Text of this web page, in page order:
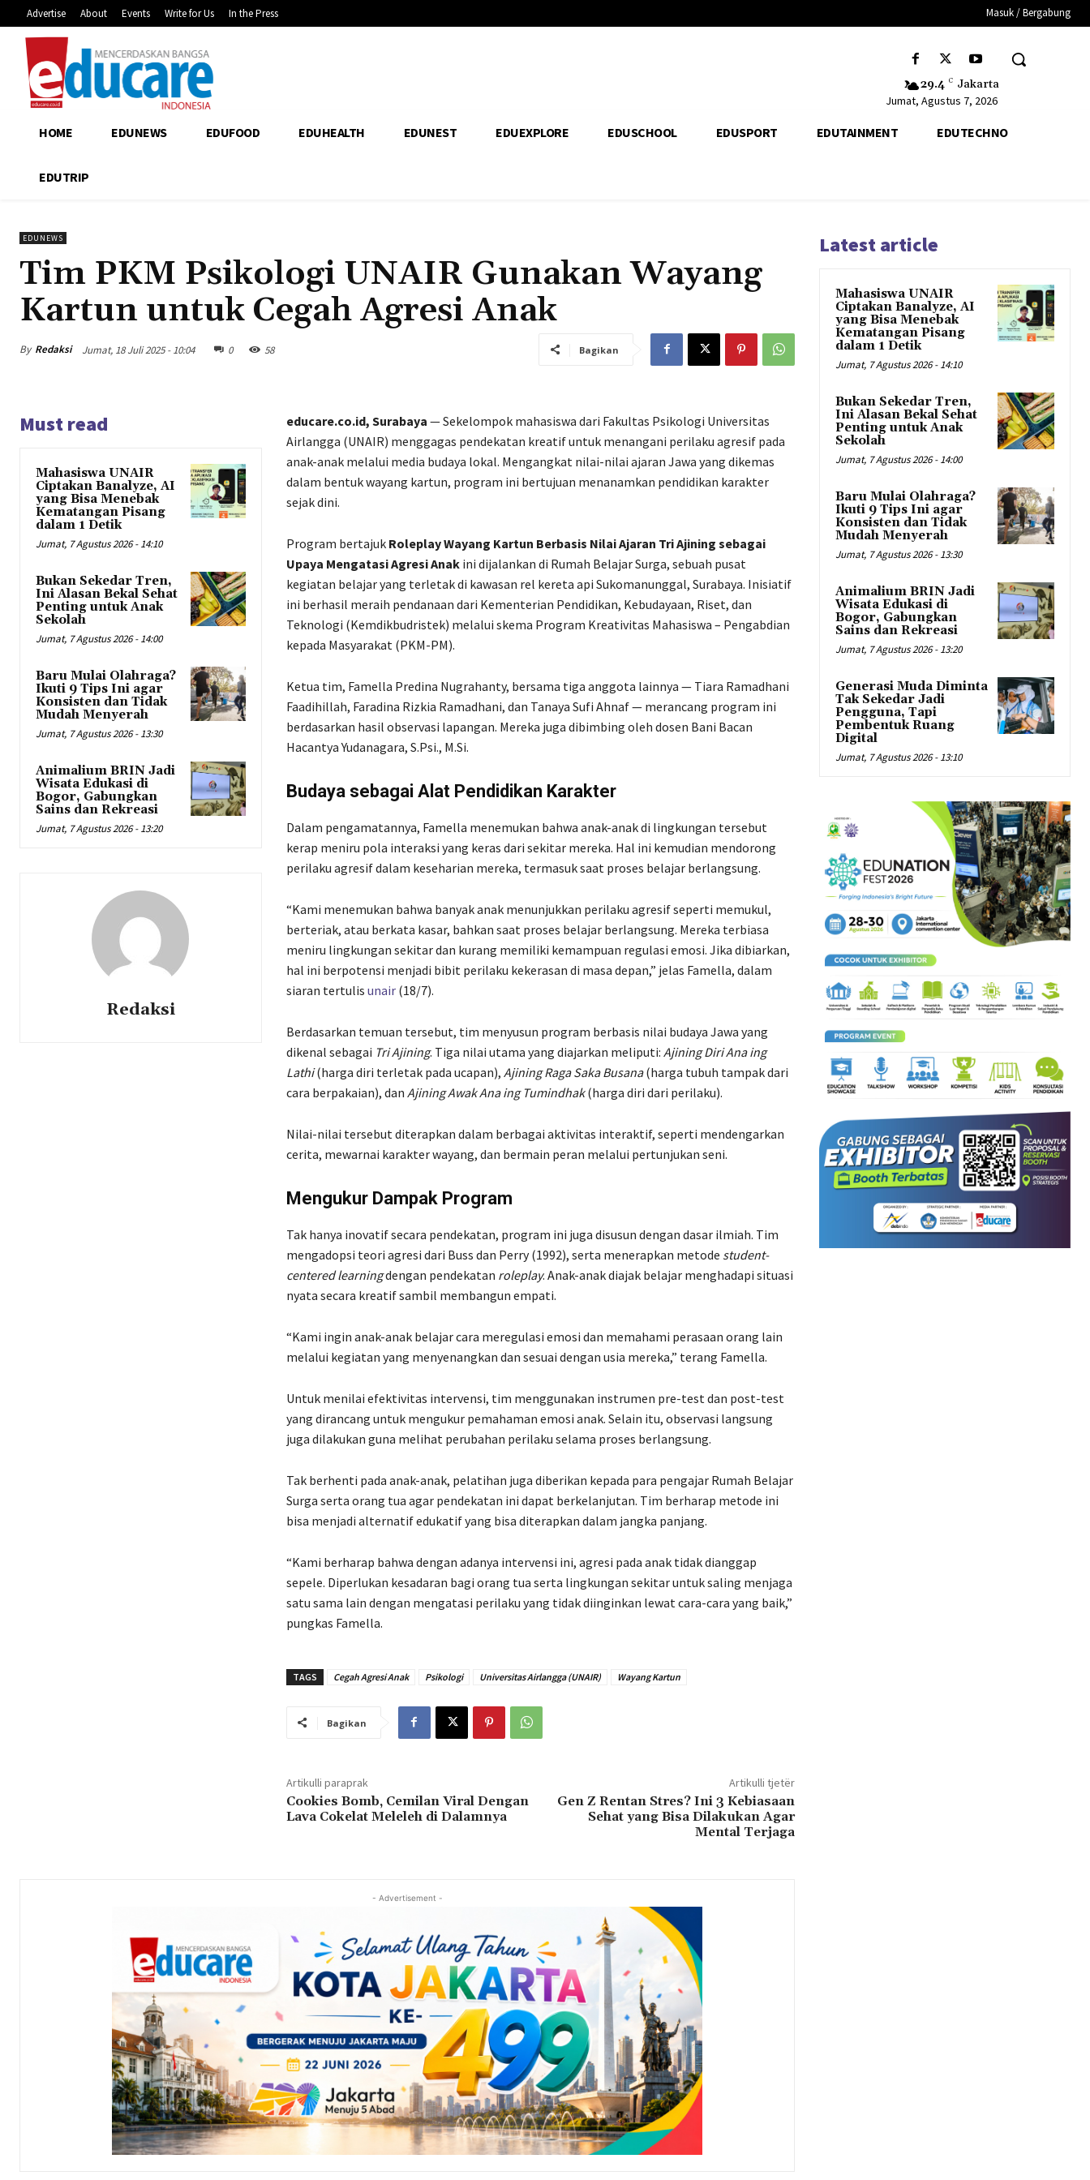
Advertise About Events Write for Us In the Press Masuk / Bergabung
29.4 C Jakarta
Jumat, Agustus 7, 2026
HOME EDUNEWS EDUFOOD EDUHEALTH EDUNEST EDUEXPLORE EDUSCHOOL EDUSPORT EDUTAINMENT EDUTECHNO
EDUTRIP
EDUNEWS
Tim PKM Psikologi UNAIR Gunakan Wayang
Kartun untuk Cegah Agresi Anak
By Redaksi Jumat, 18 Juli 2025 - 10:04 0 58 Bagikan
Must read
Mahasiswa UNAIR
Ciptakan Banalyze, AI
yang Bisa Menebak
Kematangan Pisang
dalam 1 Detik
Jumat, 7 Agustus 2026 - 14:10
Bukan Sekedar Tren,
Ini Alasan Bekal Sehat
Penting untuk Anak
Sekolah
Jumat, 7 Agustus 2026 - 14:00
Baru Mulai Olahraga?
Ikuti 9 Tips Ini agar
Konsisten dan Tidak
Mudah Menyerah
Jumat, 7 Agustus 2026 - 13:30
Animalium BRIN Jadi
Wisata Edukasi di
Bogor, Gabungkan
Sains dan Rekreasi
Jumat, 7 Agustus 2026 - 13:20
Redaksi
educare.co.id, Surabaya — Sekelompok mahasiswa dari Fakultas Psikologi Universitas
Airlangga (UNAIR) menggagas pendekatan kreatif untuk menangani perilaku agresif pada
anak-anak melalui media budaya lokal. Mengangkat nilai-nilai ajaran Jawa yang dikemas
dalam bentuk wayang kartun, program ini bertujuan menanamkan pendidikan karakter
sejak dini.
Program bertajuk Roleplay Wayang Kartun Berbasis Nilai Ajaran Tri Ajining sebagai
Upaya Mengatasi Agresi Anak ini dijalankan di Rumah Belajar Surga, sebuah pusat
kegiatan belajar yang terletak di kawasan rel kereta api Sukomanunggal, Surabaya. Inisiatif
ini berhasil meraih pendanaan dari Kementerian Pendidikan, Kebudayaan, Riset, dan
Teknologi (Kemdikbudristek) melalui skema Program Kreativitas Mahasiswa – Pengabdian
kepada Masyarakat (PKM-PM).
Ketua tim, Famella Predina Nugrahanty, bersama tiga anggota lainnya — Tiara Ramadhani
Faadihillah, Faradina Rizkia Ramadhani, dan Tanaya Sufi Ahnaf — merancang program ini
berdasarkan hasil observasi lapangan. Mereka juga dibimbing oleh dosen Bani Bacan
Hacantya Yudanagara, S.Psi., M.Si.
Budaya sebagai Alat Pendidikan Karakter
Dalam pengamatannya, Famella menemukan bahwa anak-anak di lingkungan tersebut
kerap meniru pola interaksi yang keras dari sekitar mereka. Hal ini kemudian mendorong
perilaku agresif dalam keseharian mereka, termasuk saat proses belajar berlangsung.
“Kami menemukan bahwa banyak anak menunjukkan perilaku agresif seperti memukul,
berteriak, atau berkata kasar, bahkan saat proses belajar berlangsung. Mereka terbiasa
meniru lingkungan sekitar dan kurang memiliki kemampuan regulasi emosi. Jika dibiarkan,
hal ini berpotensi menjadi bibit perilaku kekerasan di masa depan,” jelas Famella, dalam
siaran tertulis unair(18/7).
Berdasarkan temuan tersebut, tim menyusun program berbasis nilai budaya Jawa yang
dikenal sebagai Tri Ajining. Tiga nilai utama yang diajarkan meliputi: Ajining Diri Ana ing
Lathi(harga diri terletak pada ucapan), Ajining Raga Saka Busana(harga tubuh tampak dari
cara berpakaian), dan Ajining Awak Ana ing Tumindhak(harga diri dari perilaku).
Nilai-nilai tersebut diterapkan dalam berbagai aktivitas interaktif, seperti mendengarkan
cerita, mewarnai karakter wayang, dan bermain peran melalui pertunjukan seni.
Mengukur Dampak Program
Tak hanya inovatif secara pendekatan, program ini juga disusun dengan dasar ilmiah. Tim
mengadopsi teori agresi dari Buss dan Perry (1992), serta menerapkan metode student-
centered learningdengan pendekatan roleplay. Anak-anak diajak belajar menghadapi situasi
nyata secara kreatif sambil membangun empati.
“Kami ingin anak-anak belajar cara meregulasi emosi dan memahami perasaan orang lain
melalui kegiatan yang menyenangkan dan sesuai dengan usia mereka,” terang Famella.
Untuk menilai efektivitas intervensi, tim menggunakan instrumen pre-test dan post-test
yang dirancang untuk mengukur pemahaman emosi anak. Selain itu, observasi langsung
juga dilakukan guna melihat perubahan perilaku selama proses berlangsung.
Tak berhenti pada anak-anak, pelatihan juga diberikan kepada para pengajar Rumah Belajar
Surga serta orang tua agar pendekatan ini dapat berkelanjutan. Tim berharap metode ini
bisa menjadi alternatif edukatif yang bisa diterapkan dalam jangka panjang.
“Kami berharap bahwa dengan adanya intervensi ini, agresi pada anak tidak dianggap
sepele. Diperlukan kesadaran bagi orang tua serta lingkungan sekitar untuk saling menjaga
satu sama lain dengan mengatasi perilaku yang tidak diinginkan lewat cara-cara yang baik,”
pungkas Famella.
TAGS Cegah Agresi Anak Psikologi Universitas Airlangga (UNAIR) Wayang Kartun
Bagikan
Artikulli paraprak
Cookies Bomb, Cemilan Viral Dengan
Lava Cokelat Meleleh di Dalamnya
Artikulli tjetër
Gen Z Rentan Stres? Ini 3 Kebiasaan
Sehat yang Bisa Dilakukan Agar
Mental Terjaga
- Advertisement -
Latest article
Mahasiswa UNAIR
Ciptakan Banalyze, AI
yang Bisa Menebak
Kematangan Pisang
dalam 1 Detik
Jumat, 7 Agustus 2026 - 14:10
Bukan Sekedar Tren,
Ini Alasan Bekal Sehat
Penting untuk Anak
Sekolah
Jumat, 7 Agustus 2026 - 14:00
Baru Mulai Olahraga?
Ikuti 9 Tips Ini agar
Konsisten dan Tidak
Mudah Menyerah
Jumat, 7 Agustus 2026 - 13:30
Animalium BRIN Jadi
Wisata Edukasi di
Bogor, Gabungkan
Sains dan Rekreasi
Jumat, 7 Agustus 2026 - 13:20
Generasi Muda Diminta
Tak Sekedar Jadi
Pengguna, Tapi
Pembentuk Ruang
Digital
Jumat, 7 Agustus 2026 - 13:10